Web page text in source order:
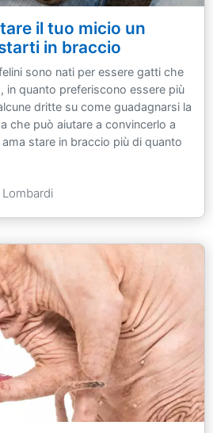
il tuo micio un
in braccio
sono nati per essere gatti che
in quanto preferiscono essere più
dritte su come guadagnarsi la
che può aiutare a convincerlo a
stare in braccio più di quanto